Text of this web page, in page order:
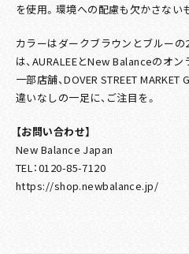
を使用。環境への配慮も欠かさない
カラーはダークブラウンとブルーの
は、AURALEEとNew Balanceのオ
一部店舗、DOVER STREET
違いなしの一足に、ご注目を。
【お問い合わせ】
New Balance Japan
TEL：0120-85-7120
https://shop.newbalance.jp/